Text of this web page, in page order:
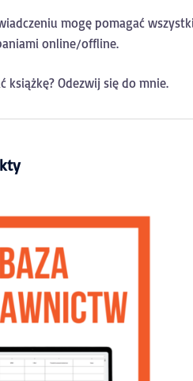
mogę pomagać
online/offline.
książkę? Odezwij się do mnie.